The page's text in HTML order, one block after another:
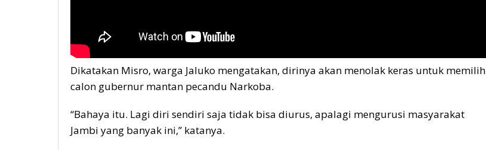
Dikatakan Misro, warga Jaluko mengatakan, dirinya akan menolak keras untuk memilih
calon gubernur mantan pecandu Narkoba.
“Bahaya itu. Lagi diri sendiri saja tidak bisa diurus, apalagi mengurusi masyarakat
Jambi yang banyak ini,” katanya.